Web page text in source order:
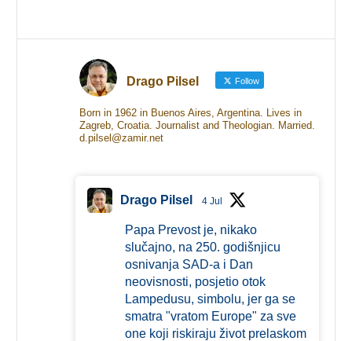
Drago Pilsel Follow
Born in 1962 in Buenos Aires, Argentina. Lives in
Zagreb, Croatia. Journalist and Theologian. Married.
d.pilsel@zamir.net
Drago Pilsel 4 Jul
Papa Prevost je, nikako
slučajno, na 250. godišnjicu
osnivanja SAD-a i Dan
neovisnosti, posjetio otok
Lampedusu, simbolu, jer ga se
smatra "vratom Europe" za sve
one koji riskiraju život prelaskom